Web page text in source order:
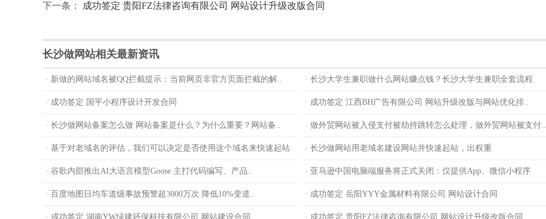
下一条：
成功签定 贵阳FZ法律咨询有限公司 网站设计升级改版合同
长沙做网站相关最新资讯
· 新做的网站域名被QQ拦截提示：当前网页非官方页面拦截的解.. · 长沙大学生兼职做什么网站赚点钱？长沙大学生兼职全套流程
· 成功签定 国平小程序设计开发合同 · 成功签定 江西BH广告有限公司 网站升级改版与网站优化排..
· 长沙做网站备案怎么做 网站备案是什么？为什么重要？网站备.. · 做外贸网站被入侵支付被劫持跳转怎么处理，做外贸网站被支付..
· 基于对老域名的评估，我们可以决定是否使用这个域名来快速起站 · 长沙做网站用老域名建设网站并快速起站，出权重
· 谷歌内部推出AI大语言模型Goose 主打代码编写、产品.. · 亚马逊中国电脑端服务将正式关闭：仅提供App、微信小程序
· 百度地图日均车道级事故预警超3000万次 降低10%变道.. · 成功签定 岳阳YYY金属材料有限公司 网站设计合同
· 成功签定 湖南YW绿建环保科技有限公司 网站建设合同 · 成功签定 贵阳FZ法律咨询有限公司 网站设计升级改版合同